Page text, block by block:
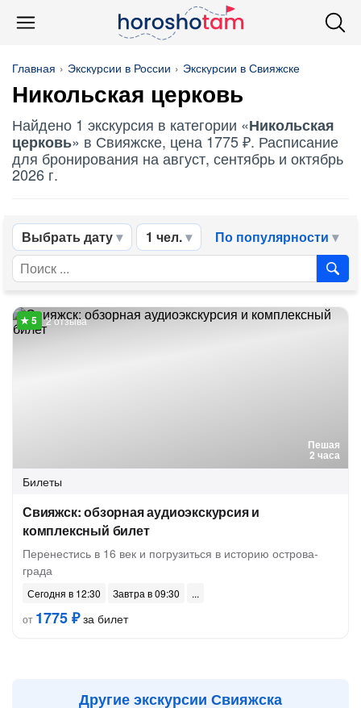
Главная Экскурсии в России Экскурсии в Свияжске
Никольская церковь
Найдено 1 экскурсия в категории «Никольская
церковь» в Свияжске, цена 1775 ₽. Расписание
для бронирования на август, сентябрь и октябрь
2026 г.
Выбрать дату 1 чел. По популярности
Пешая
2 часа
2 отзыва
Билеты
Свияжск: обзорная аудиоэкскурсия и
комплексный билет
Перенестись в 16 век и погрузиться в историю острова-
града
Сегодня в 12:30
Завтра в 09:30
от 1775 ₽за билет
Другие экскурсии Свияжска